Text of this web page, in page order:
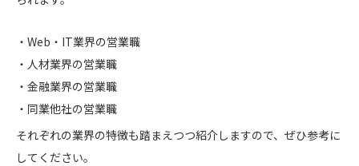
Web・IT業界の営業職
人材業界の営業職
金融業界の営業職
同業他社の営業職
それぞれの業界の特徴も踏まえつつ紹介しますので、ぜひ参考に
してください。